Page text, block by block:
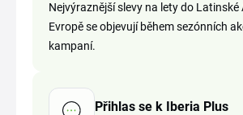
Nejvýraznější slevy na lety do Latinské
Evropě se objevují během sezónních
kampaní.
Přihlas se k Iberia Plus